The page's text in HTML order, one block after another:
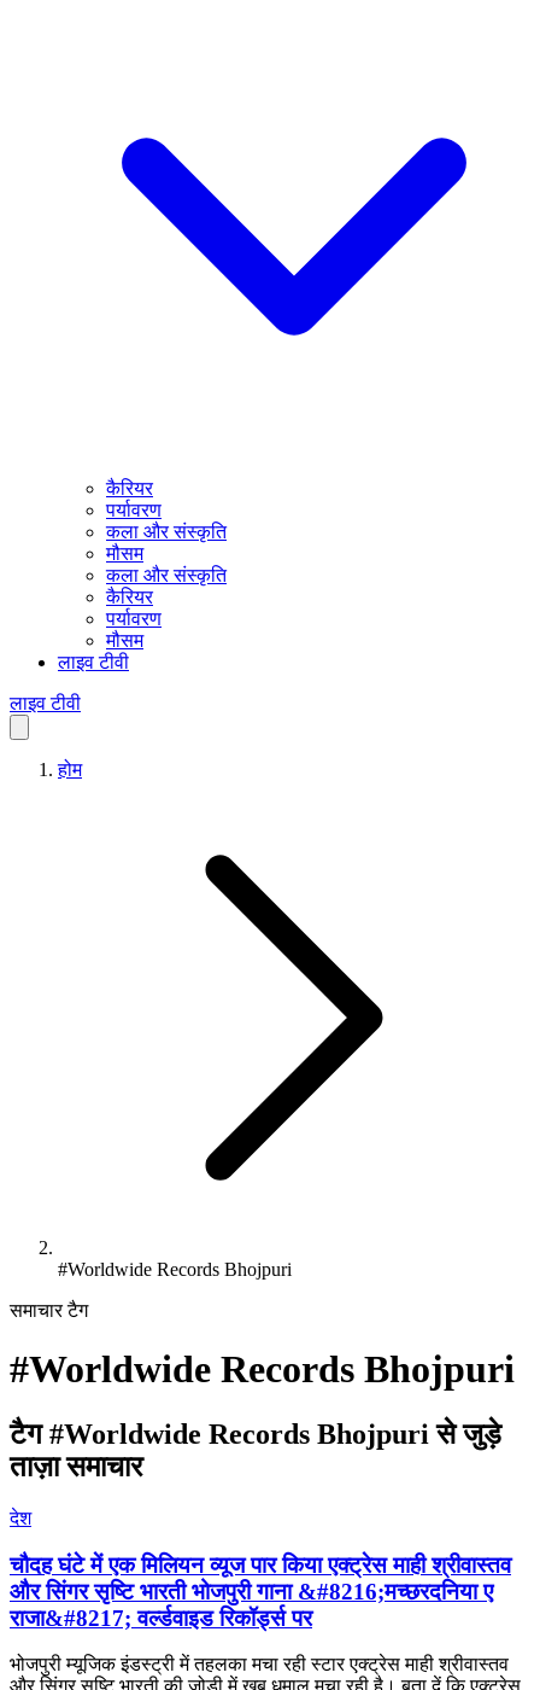
कैरियर
पर्यावरण
कला और संस्कृति
मौसम
कला और संस्कृति
कैरियर
पर्यावरण
मौसम
लाइव टीवी
लाइव टीवी
होम
#Worldwide Records Bhojpuri
समाचार टैग
#Worldwide Records Bhojpuri
टैग #Worldwide Records Bhojpuri से जुड़े
ताज़ा समाचार
देश
चौदह घंटे में एक मिलियन व्यूज पार किया एक्ट्रेस माही श्रीवास्तव
और सिंगर सृष्टि भारती भोजपुरी गाना &#8216;मच्छरदनिया ए
राजा&#8217; वर्ल्डवाइड रिकॉर्ड्स पर
भोजपुरी म्यूजिक इंडस्ट्री में तहलका मचा रही स्टार एक्ट्रेस माही श्रीवास्तव